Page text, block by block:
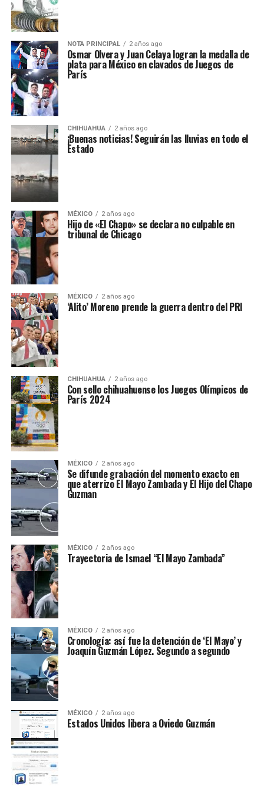
NOTA PRINCIPAL 2 años ago
Osmar Olvera y Juan Celaya logran la medalla de
plata para México en clavados de Juegos de
París
CHIHUAHUA 2 años ago
¡Buenas noticias! Seguirán las lluvias en todo el
Estado
MÉXICO 2 años ago
Hijo de «El Chapo» se declara no culpable en
tribunal de Chicago
MÉXICO 2 años ago
‘Alito’ Moreno prende la guerra dentro del PRI
CHIHUAHUA 2 años ago
Con sello chihuahuense los Juegos Olímpicos de
París 2024
MÉXICO 2 años ago
Se difunde grabación del momento exacto en
que aterrizo El Mayo Zambada y El Hijo del Chapo
Guzman
MÉXICO 2 años ago
Trayectoria de Ismael “El Mayo Zambada”
MÉXICO 2 años ago
Cronología: así fue la detención de ‘El Mayo’ y
Joaquín Guzmán López. Segundo a segundo
MÉXICO 2 años ago
Estados Unidos libera a Oviedo Guzmán